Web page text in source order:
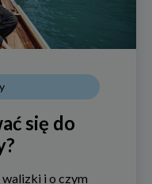
się do
walizki i o czym